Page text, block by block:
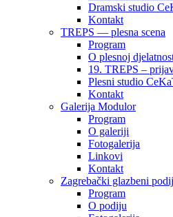
Dramski studio
Kontakt
TREPS — plesna scena
Program
O plesnoj
19. TREPS –
Plesni studio
Kontakt
Galerija Modulor
Program
O galeriji
Fotogalerija
Linkovi
Kontakt
Zagrebački glazbeni podij
Program
O podiju